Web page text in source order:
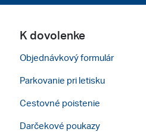
K dovolenke
Objednávkový formulár
Parkovanie pri letisku
Cestovné poistenie
Darčekové poukazy